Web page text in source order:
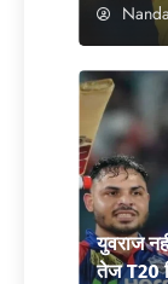
युवराज
तेज T20